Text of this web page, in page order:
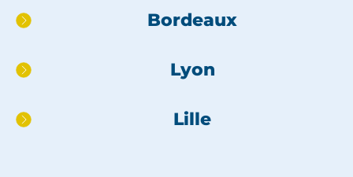
pied
Bordeaux
Lyon
Lille